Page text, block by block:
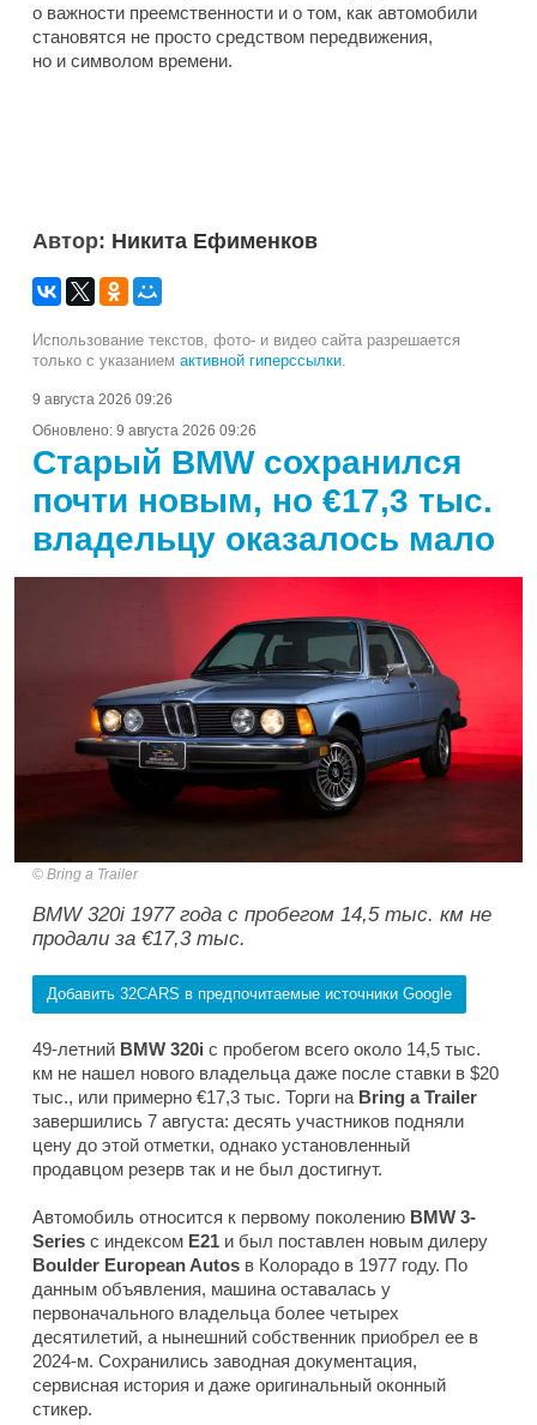
о важности преемственности и о том, как автомобили
становятся не просто средством передвижения,
но и символом времени.
Автор: Никита Ефименков
Использование текстов, фото- и видео сайта разрешается
только с указанием активной гиперссылки
9 августа 2026 09:26
Обновлено: 9 августа 2026 09:26
Старый BMW сохранился
почти новым, но €17,3 тыс.
владельцу оказалось мало
Bring a Trailer
BMW 320i 1977 года с пробегом 14,5 тыс. км не
продали за €17,3 тыс.
Добавить 32CARS в предпочитаемые источники Google
49-летний BMW 320i с пробегом всего около 14,5 тыс.
км не нашел нового владельца даже после ставки в $20
тыс., или примерно €17,3 тыс. Торги на Bring a Trailer
завершились 7 августа: десять участников подняли
цену до этой отметки, однако установленный
продавцом резерв так и не был достигнут.
Автомобиль относится к первому поколению BMW 3-
Series с индексом E21 и был поставлен новым дилеру
Boulder European Autos в Колорадо в 1977 году. По
данным объявления, машина оставалась у
первоначального владельца более четырех
десятилетий, а нынешний собственник приобрел ее в
2024-м. Сохранились заводная документация,
сервисная история и даже оригинальный оконный
стикер.